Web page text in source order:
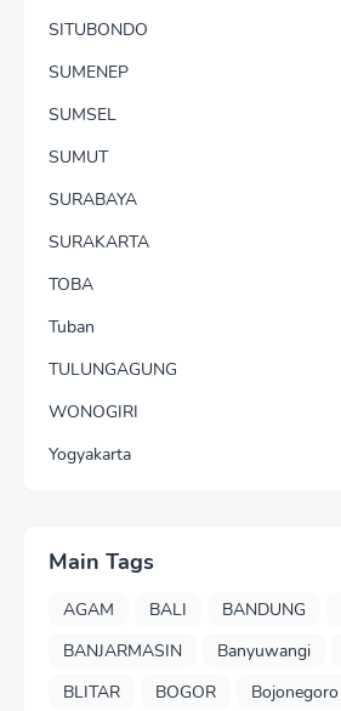
SITUBONDO
SUMENEP
SUMSEL
SUMUT
SURABAYA
SURAKARTA
TOBA
Tuban
TULUNGAGUNG
WONOGIRI
Yogyakarta
Main Tags
AGAM BALI BANDUNG
BANJARMASIN
Banyuwangi
BLITAR
BOGOR Bojonegoro